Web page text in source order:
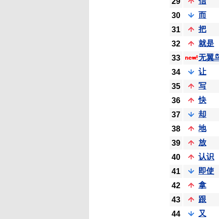
30
而
31
把
32
就是
33
无翼
34
让
35
写
36
快
37
却
38
地
39
放
40
认识
41
即使
42
拿
43
跟
44
又